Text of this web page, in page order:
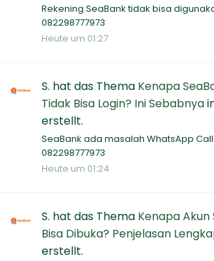
Rekening SeaBank tidak bisa
082298777973
Heute um 01:27
S. hat das Thema Kenapa
Tidak Bisa Login? Ini Sebabnya
erstellt.
SeaBank ada masalah WhatsApp
082298777973
Heute um 01:24
S. hat das Thema Kenapa Akun
Bisa Dibuka? Penjelasan
erstellt.